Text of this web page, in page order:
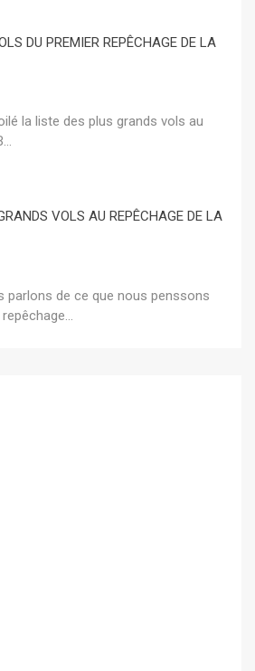
DU PREMIER REPÊCHAGE DE LA
la liste des plus grands vols au
VOLS AU REPÊCHAGE DE LA
parlons de ce que nous penssons